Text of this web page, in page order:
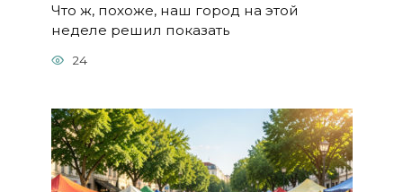
Что ж, похоже, наш город на этой
неделе решил показать
24